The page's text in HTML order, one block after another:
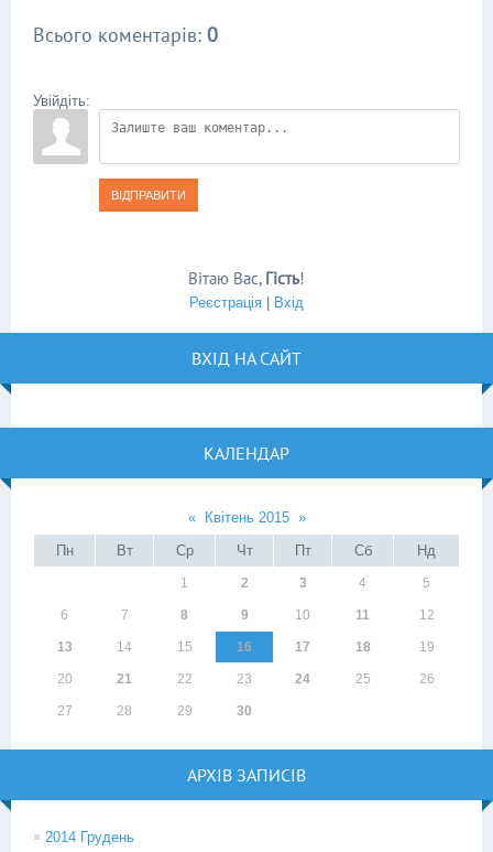
Всього коментарів: 0
Увійдіть:
ВІДПРАВИТИ
Вітаю Вас, Гість!
Реєстрація Вхід
ВХІД НА САЙТ
КАЛЕНДАР
« Квітень 2015 »
Пн
Вт Ср Чт Пт Сб Нд
1 2 3 4 5
6 7 8 9 10 11 12
13 14 15 16 17 18 19
20 21 22 23 24 25 26
27 28 29 30
АРХІВ ЗАПИСІВ
2014 Грудень